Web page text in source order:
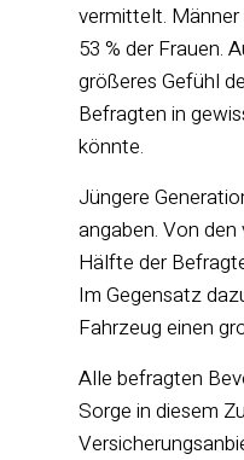
vermittelt.
53 % der Frauen.
größeres Gefühl
Befragten in
könnte.
Jüngere
angaben. Von
Hälfte der
Im Gegensatz
Fahrzeug einen
Alle befragten
Sorge in diesem